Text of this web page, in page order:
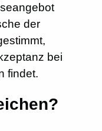
der
bei
findet.